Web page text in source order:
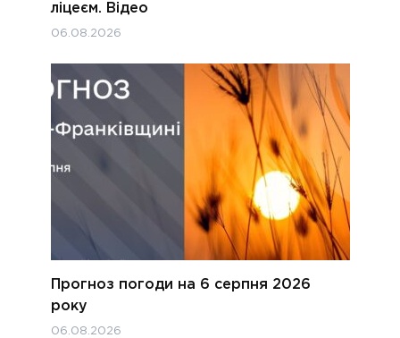
ліцеєм. Відео
06.08.2026
Прогноз погоди на 6 серпня 2026
року
06.08.2026